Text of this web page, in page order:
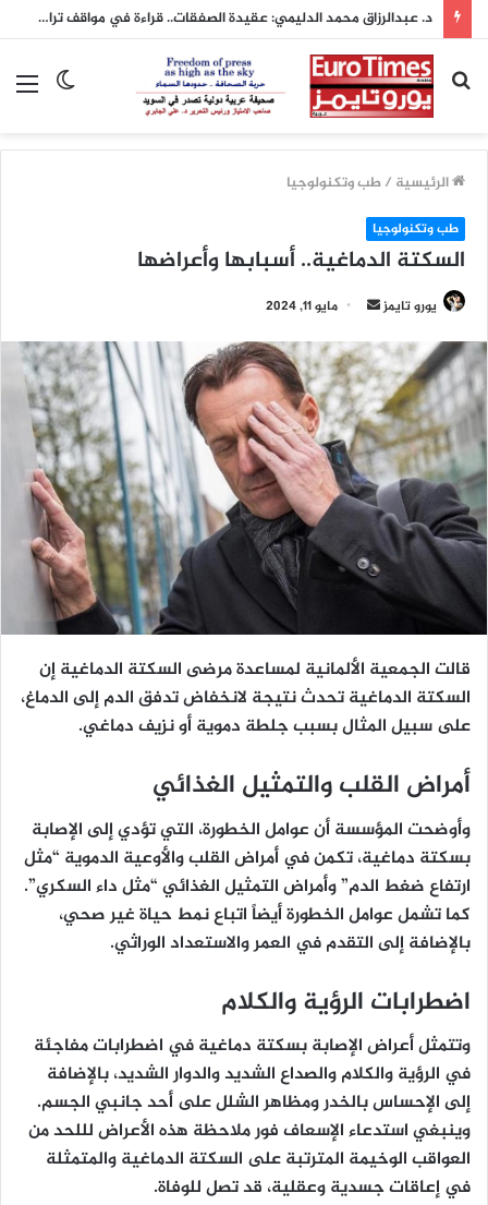
د. عبدالرزاق محمد الدليمي: عقيدة الصفقات.. قراءة في مواقف ترامب الزئبقية
الوضع
بحث
عن
الرئيسية /طب وتكنولوجيا
طب وتكنولوجيا
السكتة الدماغية.. أسبابها وأعراضها
يورو تايمز
أرسل
إلكترونيا
مايو 11, 2024
قالت الجمعية الألمانية لمساعدة مرضى السكتة الدماغية إن
السكتة الدماغية تحدث نتيجة لانخفاض تدفق الدم إلى الدماغ،
على سبيل المثال بسبب جلطة دموية أو نزيف دماغي.
أمراض القلب والتمثيل الغذائي
وأوضحت المؤسسة أن عوامل الخطورة، التي تؤدي إلى الإصابة
بسكتة دماغية، تكمن في أمراض القلب والأوعية الدموية “مثل
ارتفاع ضغط الدم” وأمراض التمثيل الغذائي “مثل داء السكري”.
كما تشمل عوامل الخطورة أيضاً اتباع نمط حياة غير صحي،
بالإضافة إلى التقدم في العمر والاستعداد الوراثي.
اضطرابات الرؤية والكلام
وتتمثل أعراض الإصابة بسكتة دماغية في اضطرابات مفاجئة
في الرؤية والكلام والصداع الشديد والدوار الشديد، بالإضافة
إلى الإحساس بالخدر ومظاهر الشلل على أحد جانبي الجسم.
وينبغي استدعاء الإسعاف فور ملاحظة هذه الأعراض لللحد من
العواقب الوخيمة المترتبة على السكتة الدماغية والمتمثلة
في إعاقات جسدية وعقلية، قد تصل للوفاة.